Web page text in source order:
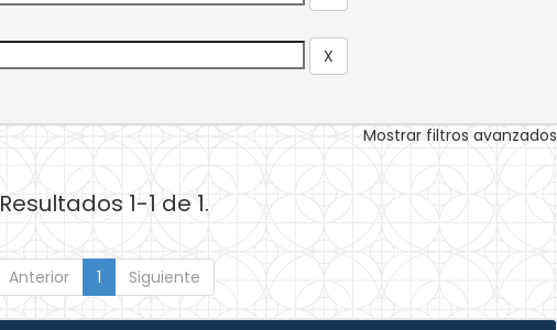
Mostrar filtros avanzados
Resultados 1-1 de 1.
Anterior 1 Siguiente